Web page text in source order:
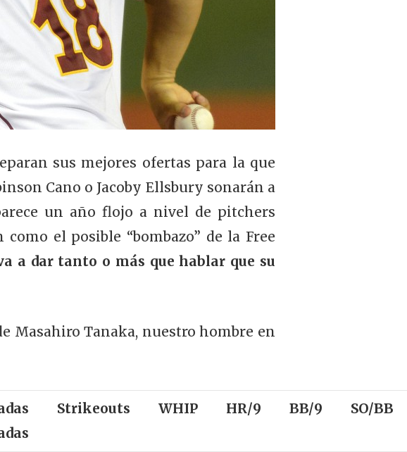
sus mejores ofertas para la que
Cano o Jacoby Ellsbury sonarán a
un año flojo a nivel de pitchers
el posible “bombazo” de la Free
a dar tanto o más que hablar que su
Masahiro Tanaka, nuestro hombre en
Strikeouts WHIP HR/9 BB/9 SO/BB